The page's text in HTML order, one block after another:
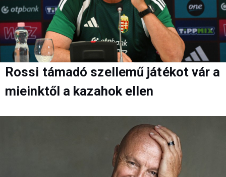
Rossi támadó szellemű játékot vár a
mieinktől a kazahok ellen